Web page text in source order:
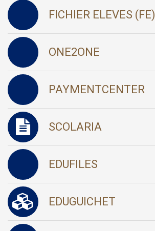
FICHIER ELEVES (FE)
ONE2ONE
PAYMENTCENTER
SCOLARIA
EDUFILES
EDUGUICHET